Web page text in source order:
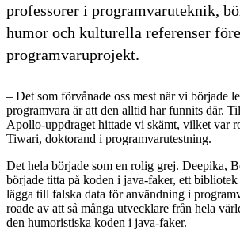
professorer i programvaruteknik,
humor och kulturella referenser
programvaruprojekt.
– Det som förvånade oss mest när vi började
programvara är att den alltid har funnits där.
Apollo-uppdraget hittade vi skämt, vilket var
Tiwari, doktorand i programvarutestning.
Det hela började som en rolig grej. Deepika,
började titta på koden i java-faker, ett
lägga till falska data för användning i
roade av att så många utvecklare från hela
den humoristiska koden i java-faker.